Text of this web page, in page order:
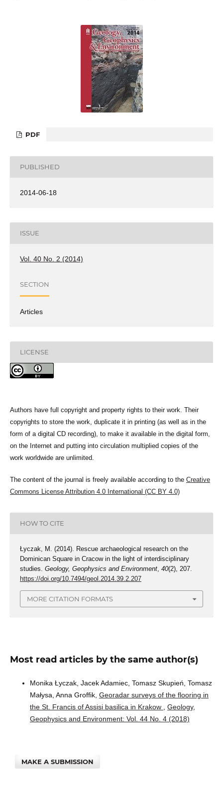
PDF
PUBLISHED
2014-06-18
ISSUE
Vol. 40 No. 2 (2014)
SECTION
Articles
LICENSE
Authors have full copyright and property rights to their work. Their
copyrights to store the work, duplicate it in printing (as well as in the
form of a digital CD recording), to make it available in the digital form,
on the Internet and putting into circulation multiplied copies of the
work worldwide are unlimited.
The content of the journal is freely available according to the Creative
Commons License Attribution 4.0 International (CC BY 4.0)
HOW TO CITE
Łyczak, M. (2014). Rescue archaeological research on the
Dominican Square in Cracow in the light of interdisciplinary
studies. Geology, Geophysics and Environment, 40(2), 207.
https://doi.org/10.7494/geol.2014.39.2.207
MORE CITATION FORMATS
Most read articles by the same author(s)
Monika Łyczak, Jacek Adamiec, Tomasz Skupień, Tomasz
Małysa, Anna Groffik, Georadar surveys of the flooring in
the St. Francis of Assisi basilica in Krakow , Geology,
Geophysics and Environment: Vol. 44 No. 4 (2018)
MAKE A SUBMISSION